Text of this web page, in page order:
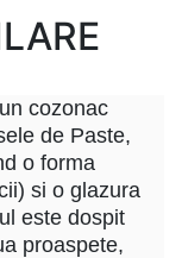
cozonac
de Paste,
o forma
si o glazura
este dospit
proaspete,